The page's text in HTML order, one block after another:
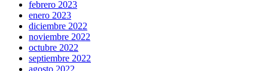
febrero 2023
enero 2023
diciembre 2022
noviembre 2022
octubre 2022
septiembre 2022